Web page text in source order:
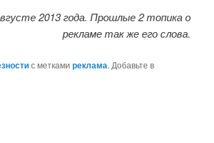
2013 года. Прошлые 2 топика о
рекламе так же его слова.
с метками реклама. Добавьте в